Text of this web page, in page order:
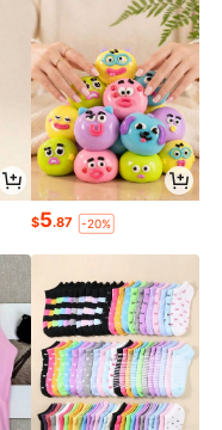
$5.87 -20%